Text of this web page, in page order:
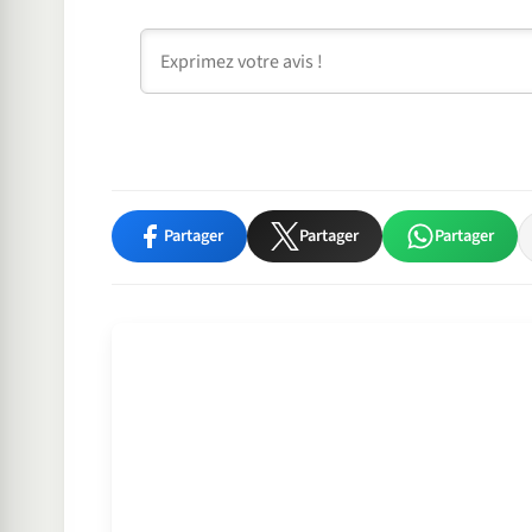
Commentaire
Partager Partager Partager